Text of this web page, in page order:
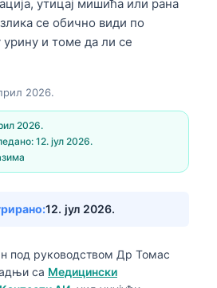
утицај мишића или рана
се обично види по
и томе да ли се
2026.
2026.
12. јул 2026.
12. јул 2026.
под руководством Др Томас
са Медицински